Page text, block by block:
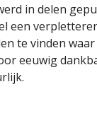
in delen
een
te vinden
eeuwig